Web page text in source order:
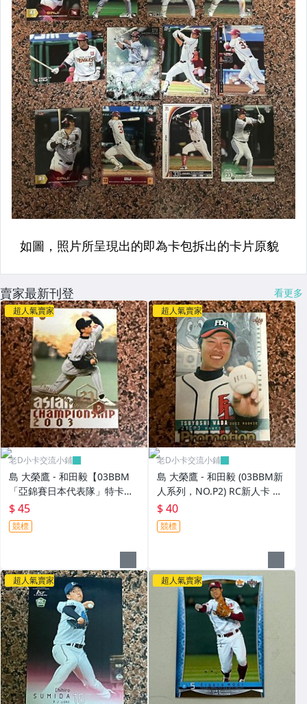
賣家最新刊登 看更多
超人氣賣家
老D小卡交流小鋪
島 大榮鷹 - 和田毅【03BBM
「亞錦賽日本代表隊」特卡，
NO.AJ10】RC新人卡
$ 45
競標
超人氣賣家
老D小卡交流小鋪
島 大榮鷹 - 和田毅 (03BBM新
人系列，NO.P2) RC新人卡 宣
傳卡
$ 40
競標
超人氣賣家 超人氣賣家